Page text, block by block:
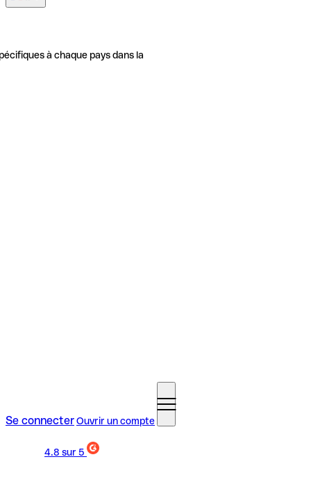
à chaque pays dans la
Se connecterOuvrir un compte
4.8 sur 5